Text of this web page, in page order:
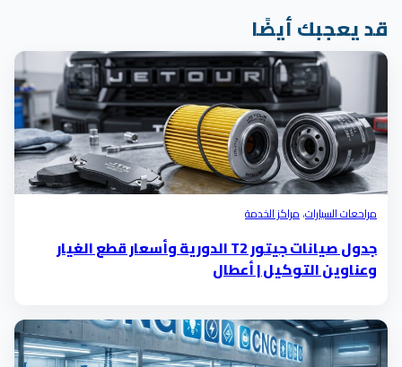
قد يعجبك أيضًا
مراحعات السيارات،مراكز الخدمة
جدول صيانات جيتور T2 الدورية وأسعار قطع الغيار
وعناوين التوكيل | أعطال